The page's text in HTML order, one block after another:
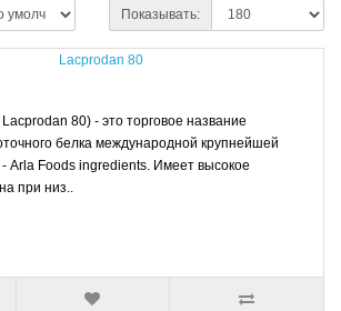
Показывать:
80) - это торговое название
белка международной крупнейшей
Arla Foods ingredients. Имеет высокое
при низ..